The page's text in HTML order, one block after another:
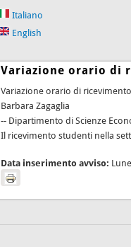
Italiano
English
Variazione orario di
Variazione orario di ricevimento
Barbara Zagaglia
-- Dipartimento di Scienze
Il ricevimento studenti nella
Data inserimento avviso: